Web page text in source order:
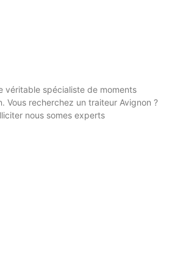
véritable spécialiste de moments
Vous recherchez un traiteur Avignon ?
nous somes experts